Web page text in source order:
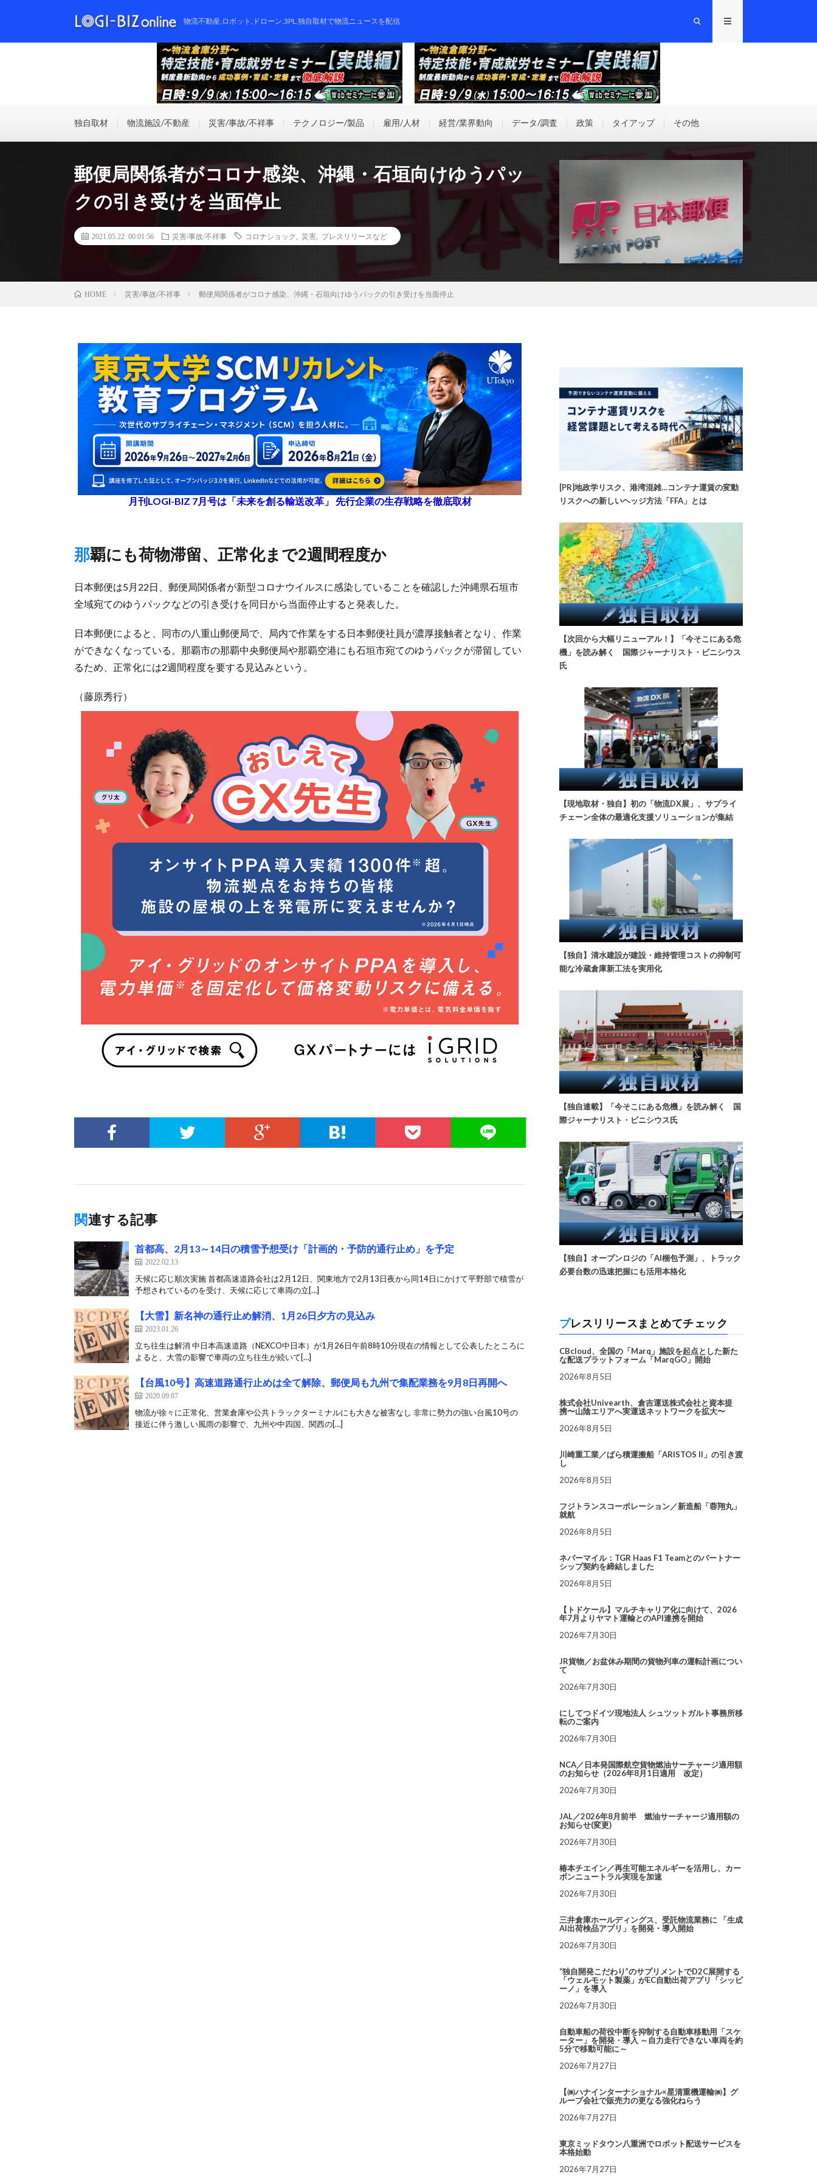
物流不動産,ロボット,ドローン,3PL,独自取材で物流ニュースを配信
独自取材 物流施設/不動産 災害/事故/不祥事 テクノロジー/製品 雇用/人材 経営/業界動向 データ/調査 政策 タイアップ その他
郵便局関係者がコロナ感染、沖縄・石垣向けゆうパッ
クの引き受けを当面停止
2021.05.22 00:01:56 災害/事故/不祥事 コロナショック 災害 プレスリリースなど
HOME 災害/事故/不祥事 郵便局関係者がコロナ感染、沖縄・石垣向けゆうパックの引き受けを当面停止
月刊LOGI-BIZ 7月号は「未来を創る輸送改革」 先行企業の生存戦略を徹底取材
那覇にも荷物滞留、正常化まで2週間程度か
日本郵便は5月22日、郵便局関係者が新型コロナウイルスに感染していることを確認した沖縄県石垣市
全域宛てのゆうパックなどの引き受けを同日から当面停止すると発表した。
日本郵便によると、同市の八重山郵便局で、局内で作業をする日本郵便社員が濃厚接触者となり、作業
ができなくなっている。那覇市の那覇中央郵便局や那覇空港にも石垣市宛てのゆうパックが滞留してい
るため、正常化には2週間程度を要する見込みという。
（藤原秀行）
関連する記事
首都高、2月13～14日の積雪予想受け「計画的・予防的通行止め」を予定
2022.02.13
天候に応じ順次実施 首都高速道路会社は2月12日、関東地方で2月13日夜から同14日にかけて平野部で積雪が
予想されているのを受け、天候に応じて車両の立[…]
【大雪】新名神の通行止め解消、1月26日夕方の見込み
2023.01.26
立ち往生は解消 中日本高速道路（NEXCO中日本）が1月26日午前8時10分現在の情報として公表したところに
よると、大雪の影響で車両の立ち往生が続いて[…]
【台風10号】高速道路通行止めは全て解除、郵便局も九州で集配業務を9月8日再開へ
2020.09.07
物流が徐々に正常化、営業倉庫や公共トラックターミナルにも大きな被害なし 非常に勢力の強い台風10号の
接近に伴う激しい風雨の影響で、九州や中四国、関西の[…]
[PR]地政学リスク、港湾混雑…コンテナ運賃の変動
リスクへの新しいヘッジ方法「FFA」とは
【次回から大幅リニューアル！】「今そこにある危
機」を読み解く 国際ジャーナリスト・ビニシウス
氏
【現地取材・独自】初の「物流DX展」、サプライ
チェーン全体の最適化支援ソリューションが集結
【独自】清水建設が建設・維持管理コストの抑制可
能な冷蔵倉庫新工法を実用化
【独自連載】「今そこにある危機」を読み解く 国
際ジャーナリスト・ビニシウス氏
【独自】オープンロジの「AI梱包予測」、トラック
必要台数の迅速把握にも活用本格化
プレスリリースまとめてチェック
CBcloud、全国の「Marq」施設を起点とした新た
な配送プラットフォーム「MarqGO」開始
2026年8月5日
株式会社Univearth、倉吉運送株式会社と資本提
携〜山陰エリアへ実運送ネットワークを拡大〜
2026年8月5日
川崎重工業／ばら積運搬船「ARISTOS II」の引き渡
し
2026年8月5日
フジトランスコーポレーション／新造船「蓉翔丸」
就航
2026年8月5日
ネバーマイル：TGR Haas F1 Teamとのパートナー
シップ契約を締結しました
2026年8月5日
【トドケール】マルチキャリア化に向けて、2026
年7月よりヤマト運輸とのAPI連携を開始
2026年7月30日
JR貨物／お盆休み期間の貨物列車の運転計画につい
て
2026年7月30日
にしてつドイツ現地法人 シュツットガルト事務所移
転のご案内
2026年7月30日
NCA／日本発国際航空貨物燃油サーチャージ適用額
のお知らせ（2026年8月1日適用 改定）
2026年7月30日
JAL／2026年8月前半 燃油サーチャージ適用額の
お知らせ(変更)
2026年7月30日
椿本チエイン／再生可能エネルギーを活用し、カー
ボンニュートラル実現を加速
2026年7月30日
三井倉庫ホールディングス、受託物流業務に 「生成
AI出荷検品アプリ」を開発・導入開始
2026年7月30日
“独自開発こだわり”のサプリメントでD2C展開する
「ウェルモット製薬」がEC自動出荷アプリ「シッピ
ーノ」を導入
2026年7月30日
自動車船の荷役中断を抑制する自動車移動用「スケ
ーター」を開発・導入 ～自力走行できない車両を約
5分で移動可能に～
2026年7月27日
【㈱ハナインターナショナル×星清重機運輸㈱】グ
ループ会社で販売力の更なる強化ねらう
2026年7月27日
東京ミッドタウン八重洲でロボット配送サービスを
本格始動
2026年7月27日